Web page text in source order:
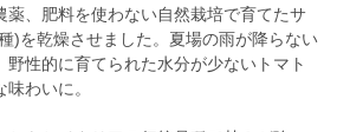
薬、肥料を使わない自然栽培で育てたサ
)を乾燥させました。夏場の雨が降らない
野性的に育てられた水分が少ないトマト
わいに。